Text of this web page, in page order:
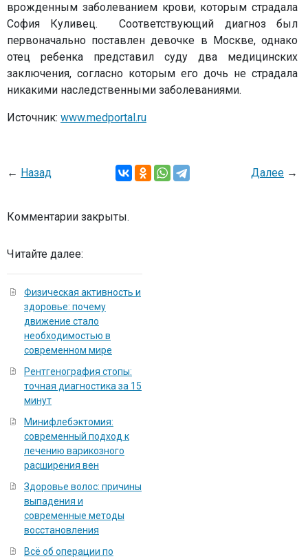
врожденным заболеванием крови, которым страдала
София Куливец. Соответствующий диагноз был
первоначально поставлен девочке в Москве, однако
отец ребенка представил суду два медицинских
заключения, согласно которым его дочь не страдала
никакими наследственными заболеваниями.
Источник: www.medportal.ru
← Назад Далее →
Комментарии закрыты.
Читайте далее:
Физическая активность и
здоровье: почему
движение стало
необходимостью в
современном мире
Рентгенография стопы:
точная диагностика за 15
минут
Минифлебэктомия:
современный подход к
лечению варикозного
расширения вен
Здоровье волос: причины
выпадения и
современные методы
восстановления
Всё об операции по